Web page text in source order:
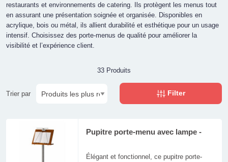
restaurants et environnements de catering. Ils protègent les menus tout
en assurant une présentation soignée et organisée. Disponibles en
acrylique, bois ou métal, ils allient durabilité et esthétique pour un usage
intensif. Choisissez des porte-menus de qualité pour améliorer la
visibilité et l’expérience client.
33 Produits
Trier par Filter
Pupitre porte-menu avec lampe -
Élégant et fonctionnel, ce pupitre porte-